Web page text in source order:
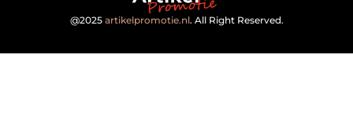
@2025 artikelpromotie.nl. All Right Reserved.